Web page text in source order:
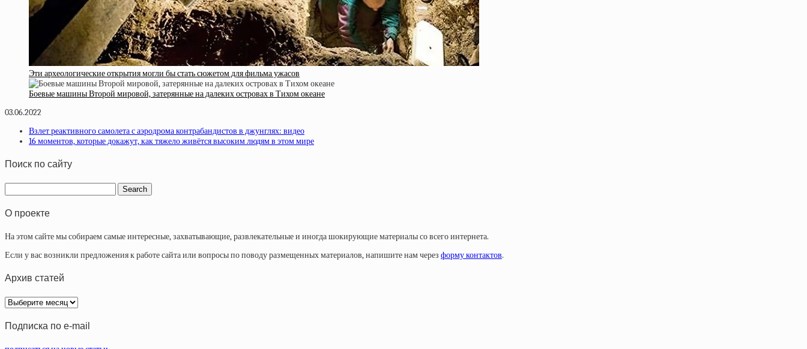
Эти археологические открытия могли бы стать сюжетом для фильма ужасов
Боевые машины Второй мировой, затерянные на далеких островах в Тихом океане
03.06.2022
Взлет реактивного самолета с аэродрома контрабандистов в джунглях: видео
16 моментов, которые докажут, как тяжело живётся высоким людям в этом мире
Поиск по сайту
О проекте
На этом сайте мы собираем самые интересные, захватывающие, развлекательные и иногда шокирующие материалы со всего интернета.
Если у вас возникли предложения к работе сайта или вопросы по поводу размещенных материалов, напишите нам через форму контактов.
Архив статей
Архив
статей
Подписка по e-mail